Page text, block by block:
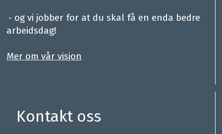
- og vi jobber for at du skal få en enda bedre
arbeidsdag!
Mer om vår visjon
Kontakt oss